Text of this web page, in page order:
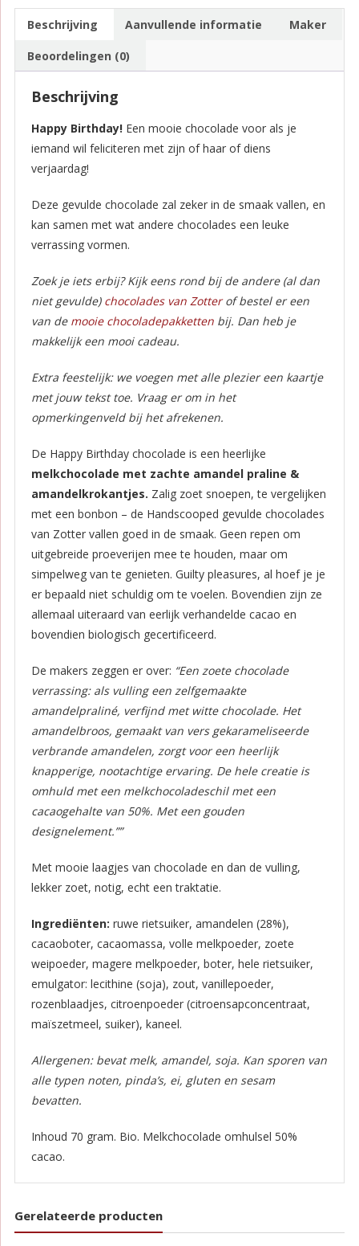
Beschrijving Aanvullende informatie Maker
Beoordelingen (0)
Beschrijving
Happy Birthday!Een mooie chocolade voor als je
iemand wil feliciteren met zijn of haar of diens
verjaardag!
Deze gevulde chocolade zal zeker in de smaak vallen, en
kan samen met wat andere chocolades een leuke
verrassing vormen.
Zoek je iets erbij? Kijk eens rond bij de andere (al dan
niet gevulde) chocolades van Zotterof bestel er een
van de mooie chocoladepakkettenbij. Dan heb je
makkelijk een mooi cadeau.
Extra feestelijk: we voegen met alle plezier een kaartje
met jouw tekst toe. Vraag er om in het
opmerkingenveld bij het afrekenen.
De Happy Birthday chocolade is een heerlijke
melkchocolade met zachte amandel praline &
amandelkrokantjes. Zalig zoet snoepen, te vergelijken
met een bonbon – de Handscooped gevulde chocolades
van Zotter vallen goed in de smaak. Geen repen om
uitgebreide proeverijen mee te houden, maar om
simpelweg van te genieten. Guilty pleasures, al hoef je je
er bepaald niet schuldig om te voelen. Bovendien zijn ze
allemaal uiteraard van eerlijk verhandelde cacao en
bovendien biologisch gecertificeerd.
De makers zeggen er over: “Een zoete chocolade
verrassing: als vulling een zelfgemaakte
amandelpraliné, verfijnd met witte chocolade. Het
amandelbroos, gemaakt van vers gekarameliseerde
verbrande amandelen, zorgt voor een heerlijk
knapperige, nootachtige ervaring. De hele creatie is
omhuld met een melkchocoladeschil met een
cacaogehalte van 50%. Met een gouden
designelement.””
Met mooie laagjes van chocolade en dan de vulling,
lekker zoet, notig, echt een traktatie.
Ingrediënten: ruwe rietsuiker, amandelen (28%),
cacaoboter, cacaomassa, volle melkpoeder, zoete
weipoeder, magere melkpoeder, boter, hele rietsuiker,
emulgator: lecithine (soja), zout, vanillepoeder,
rozenblaadjes, citroenpoeder (citroensapconcentraat,
maïszetmeel, suiker), kaneel.
Allergenen: bevat melk, amandel, soja. Kan sporen van
alle typen noten, pinda’s, ei, gluten en sesam
bevatten.
Inhoud 70 gram. Bio. Melkchocolade omhulsel 50%
cacao.
Gerelateerde producten